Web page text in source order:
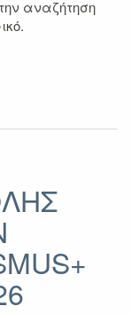
αναζήτηση